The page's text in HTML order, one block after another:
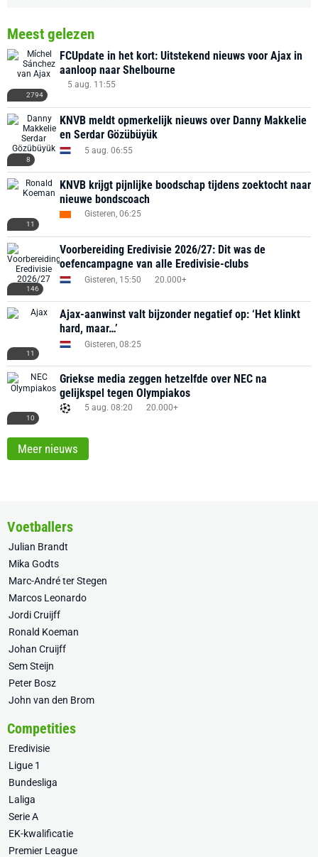
Meest gelezen
2794
FCUpdate in het kort: Uitstekend nieuws voor Ajax in
aanloop naar Shelbourne
5 aug. 11:55
8
KNVB meldt opmerkelijk nieuws over Danny Makkelie
en Serdar Gözübüyük
5 aug. 06:55
11
KNVB krijgt pijnlijke boodschap tijdens zoektocht naar
nieuwe bondscoach
Gisteren, 06:25
146
Voorbereiding Eredivisie 2026/27: Dit was de
oefencampagne van alle Eredivisie-clubs
Gisteren, 15:50 20.000+
11
Ajax-aanwinst valt bijzonder negatief op: ‘Het klinkt
hard, maar…’
Gisteren, 08:25
10
Griekse media zeggen hetzelfde over NEC na
gelijkspel tegen Olympiakos
5 aug. 08:20 20.000+
Meer nieuws
Voetballers
Julian Brandt
Mika Godts
Marc-André ter Stegen
Marcos Leonardo
Jordi Cruijff
Ronald Koeman
Johan Cruijff
Sem Steijn
Peter Bosz
John van den Brom
Competities
Eredivisie
Ligue 1
Bundesliga
Laliga
Serie A
EK-kwalificatie
Premier League